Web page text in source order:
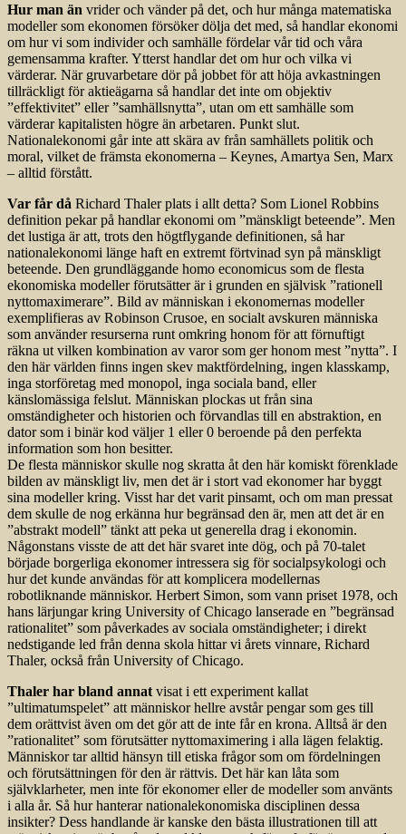
Hur man än vrider och vänder på det, och hur många matematiska
modeller som ekonomen försöker dölja det med, så handlar ekonomi
om hur vi som individer och samhälle fördelar vår tid och våra
gemensamma krafter. Ytterst handlar det om hur och vilka vi
värderar. När gruvarbetare dör på jobbet för att höja avkastningen
tillräckligt för aktieägarna så handlar det inte om objektiv
”effektivitet” eller ”samhällsnytta”, utan om ett samhälle som
värderar kapitalisten högre än arbetaren. Punkt slut.
Nationalekonomi går inte att skära av från samhällets politik och
moral, vilket de främsta ekonomerna – Keynes, Amartya Sen, Marx
– alltid förstått.
Var får då Richard Thaler plats i allt detta? Som Lionel Robbins
definition pekar på handlar ekonomi om ”mänskligt beteende”. Men
det lustiga är att, trots den högtflygande definitionen, så har
nationalekonomi länge haft en extremt förtvinad syn på mänskligt
beteende. Den grundläggande homo economicus som de flesta
ekonomiska modeller förutsätter är i grunden en självisk ”rationell
nyttomaximerare”. Bild av människan i ekonomernas modeller
exemplifieras av Robinson Crusoe, en socialt avskuren människa
som använder resurserna runt omkring honom för att förnuftigt
räkna ut vilken kombination av varor som ger honom mest ”nytta”. I
den här världen finns ingen skev maktfördelning, ingen klasskamp,
inga storföretag med monopol, inga sociala band, eller
känslomässiga felslut. Människan plockas ut från sina
omständigheter och historien och förvandlas till en abstraktion, en
dator som i binär kod väljer 1 eller 0 beroende på den perfekta
information som hon besitter.
De flesta människor skulle nog skratta åt den här komiskt förenklade
bilden av mänskligt liv, men det är i stort vad ekonomer har byggt
sina modeller kring. Visst har det varit pinsamt, och om man pressat
dem skulle de nog erkänna hur begränsad den är, men att det är en
”abstrakt modell” tänkt att peka ut generella drag i ekonomin.
Någonstans visste de att det här svaret inte dög, och på 70-talet
började borgerliga ekonomer intressera sig för socialpsykologi och
hur det kunde användas för att komplicera modellernas
robotliknande människor. Herbert Simon, som vann priset 1978, och
hans lärjungar kring University of Chicago lanserade en ”begränsad
rationalitet” som påverkades av sociala omständigheter; i direkt
nedstigande led från denna skola hittar vi årets vinnare, Richard
Thaler, också från University of Chicago.
Thaler har bland annat visat i ett experiment kallat
”ultimatumspelet” att människor hellre avstår pengar som ges till
dem orättvist även om det gör att de inte får en krona. Alltså är den
”rationalitet” som förutsätter nyttomaximering i alla lägen felaktig.
Människor tar alltid hänsyn till etiska frågor som om fördelningen
och förutsättningen för den är rättvis. Det här kan låta som
självklarheter, men inte för ekonomer eller de modeller som använts
i alla år. Så hur hanterar nationalekonomiska disciplinen dessa
insikter? Dess handlande är kanske den bästa illustrationen till att